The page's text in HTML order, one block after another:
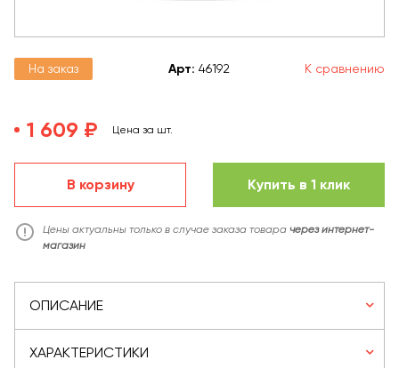
На заказ Арт: 46192 К сравнению
1 609 ₽ Цена за шт.
В корзину Купить в 1 клик
Цены актуальны только в случае заказа товара через интернет-
магазин
ОПИСАНИЕ
ХАРАКТЕРИСТИКИ